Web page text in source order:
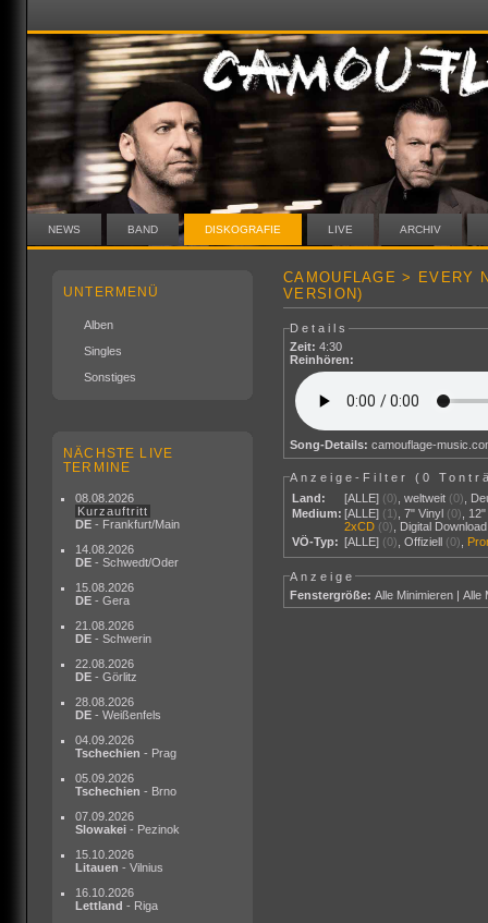
NEWS BAND DISKOGRAFIE LIVE ARCHIV
UNTERMENÜ
Alben
Singles
Sonstiges
NÄCHSTE LIVE
TERMINE
08.08.2026
Kurzauftritt
DE - Frankfurt/Main
14.08.2026
DE - Schwedt/Oder
15.08.2026
DE - Gera
21.08.2026
DE - Schwerin
22.08.2026
DE - Görlitz
28.08.2026
DE - Weißenfels
04.09.2026
Tschechien - Prag
05.09.2026
Tschechien - Brno
07.09.2026
Slowakei - Pezinok
15.10.2026
Litauen - Vilnius
16.10.2026
Lettland - Riga
CAMOUFLAGE > EVERY
VERSION)
Details
Zeit: 4:30
Reinhören:
Song-Details: camouflage-
Anzeige-Filter (0
Land:
[ALLE] (0) ,weltweit (0)
Medium: [ALLE] (1) ,7" Vinyl (0)
2xCD (0)
Digital Download
VÖ-Typ: [ALLE] (0) ,Offiziell (0)
Anzeige
Fenstergröße: Alle Minimieren |Alle